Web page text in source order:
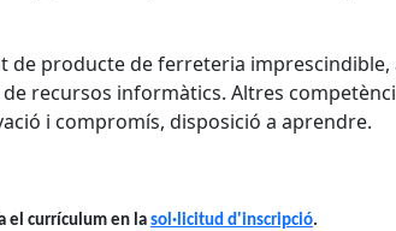
de producte de ferreteria
de recursos informàtics. Altres
i compromís, disposició a aprendre.
el currículum en la sol·licitud d'inscripció.